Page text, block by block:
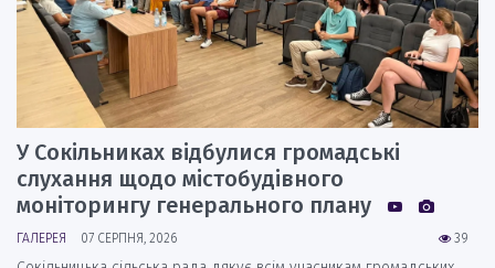
У Сокільниках відбулися громадські
слухання щодо містобудівного
моніторингу генерального плану
39
ГАЛЕРЕЯ 07 СЕРПНЯ, 2026